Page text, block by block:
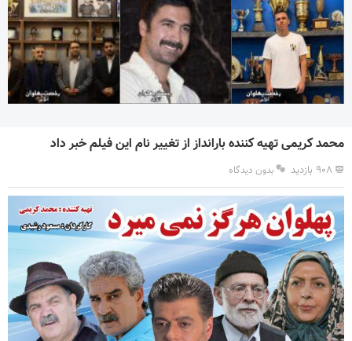
محمد کریمی تهیه کننده بارانداز از تغییر نام این فیلم خبر داد
۹۰۸ بازدید بدون دیدگاه